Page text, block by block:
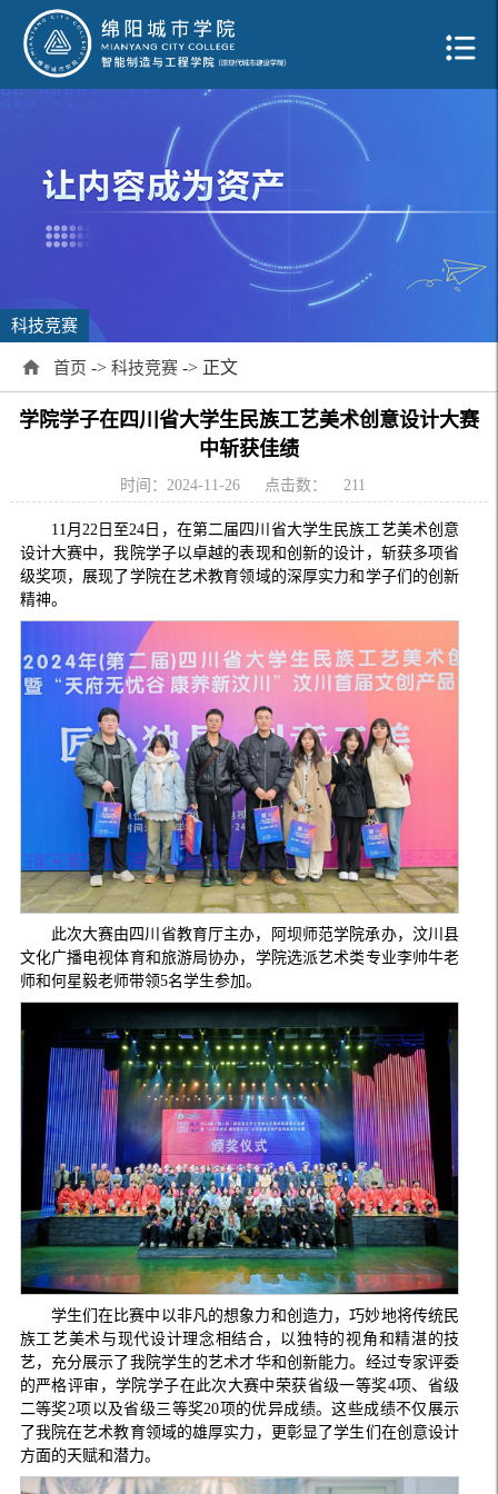
科技竞赛
首页 -> 科技竞赛 -> 正文
学院学子在四川省大学生民族工艺美术创意设计大赛
中斩获佳绩
时间：2024-11-26 点击数： 211
11月22日至24日，在第二届四川省大学生民族工艺美术创意
设计大赛中，我院学子以卓越的表现和创新的设计，斩获多项省
级奖项，展现了学院在艺术教育领域的深厚实力和学子们的创新
精神。
此次大赛由四川省教育厅主办，阿坝师范学院承办，汶川县
文化广播电视体育和旅游局协办，学院选派艺术类专业李帅牛老
师和何星毅老师带领5名学生参加。
学生们在比赛中以非凡的想象力和创造力，巧妙地将传统民
族工艺美术与现代设计理念相结合，以独特的视角和精湛的技
艺，充分展示了我院学生的艺术才华和创新能力。经过专家评委
的严格评审，学院学子在此次大赛中荣获省级一等奖4项、省级
二等奖2项以及省级三等奖20项的优异成绩。这些成绩不仅展示
了我院在艺术教育领域的雄厚实力，更彰显了学生们在创意设计
方面的天赋和潜力。